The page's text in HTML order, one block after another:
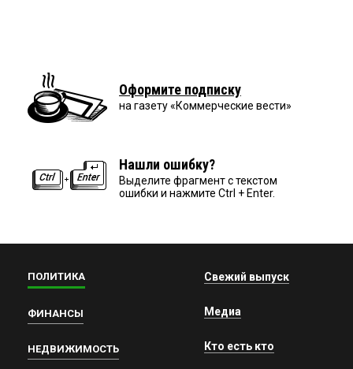
Оформите подписку
на газету «Коммерческие вести»
Нашли ошибку?
Выделите фрагмент с текстом
ошибки и нажмите Ctrl + Enter.
ПОЛИТИКА
ФИНАНСЫ
НЕДВИЖИМОСТЬ
Свежий выпуск
Медиа
Кто есть кто